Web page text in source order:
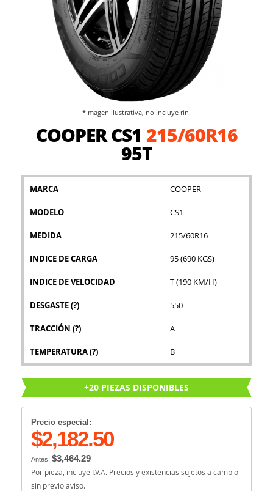
COOPER CS1 215/60R16
95T
MARCA COOPER
MODELO CS1
MEDIDA 215/60R16
INDICE DE CARGA 95 (690 KGS)
INDICE DE VELOCIDAD T (190 KM/H)
DESGASTE(?) 550
TRACCIÓN (?) A
TEMPERATURA(?) B
+20 PIEZAS DISPONIBLES
Precio especial:
$2,182.50
Antes: $3,464.29
Por pieza, incluye I.V.A. Precios y existencias sujetos a cambio
sin previo aviso.
*Imagen ilustrativa, no incluye rin.
galería
imágenes